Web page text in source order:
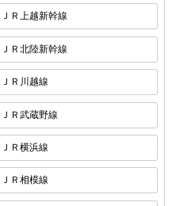
ＪＲ上越新幹線
ＪＲ北陸新幹線
ＪＲ川越線
ＪＲ武蔵野線
ＪＲ横浜線
ＪＲ相模線